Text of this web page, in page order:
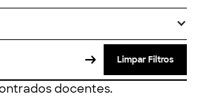
Limpar Filtros
docentes.